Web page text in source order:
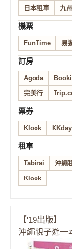
日本租車 九
機票
FunTime 易
訂房
Agoda
完美行
票券
Klook KKday
租車
Tabirai 沖繩
Klook
【'19出版】
沖繩親子遊一